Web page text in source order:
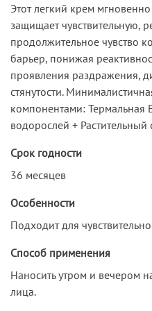
Этот легкий крем
защищает чувствительную,
продолжительное чувство
барьер, понижая
проявления раздражения,
стянутости.
компонентами:
водорослей + Растительный
Срок годности
36 месяцев
Особенности
Подходит для
Способ применения
Наносить утром и вечером
лица.